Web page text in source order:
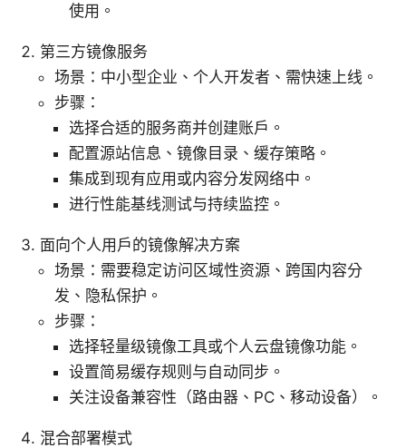
使用。
第三方镜像服务
场景：中小型企业、个人开发者、需快速上线。
步骤：
选择合适的服务商并创建账户。
配置源站信息、镜像目录、缓存策略。
集成到现有应用或内容分发网络中。
进行性能基线测试与持续监控。
面向个人用户的镜像解决方案
场景：需要稳定访问区域性资源、跨国内容分
发、隐私保护。
步骤：
选择轻量级镜像工具或个人云盘镜像功能。
设置简易缓存规则与自动同步。
关注设备兼容性（路由器、PC、移动设备）。
混合部署模式